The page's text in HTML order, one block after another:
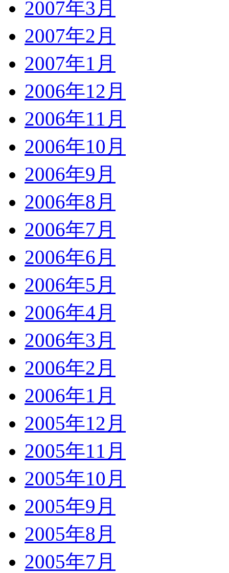
2007年3月
2007年2月
2007年1月
2006年12月
2006年11月
2006年10月
2006年9月
2006年8月
2006年7月
2006年6月
2006年5月
2006年4月
2006年3月
2006年2月
2006年1月
2005年12月
2005年11月
2005年10月
2005年9月
2005年8月
2005年7月